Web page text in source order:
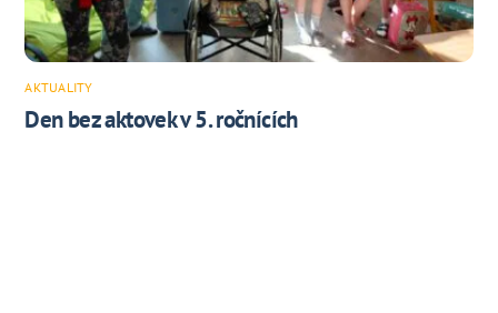
AKTUALITY
Den bez aktovek v 5. ročnících